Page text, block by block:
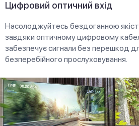
Цифровий оптичний вхід
Насолоджуйтесь бездоганною
завдяки оптичному цифровому
забезпечує сигнали без перешкод
безперебійного прослуховування.